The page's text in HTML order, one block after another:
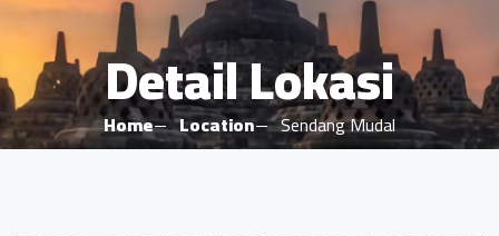
Detail Lokasi
Home Location Sendang Mudal